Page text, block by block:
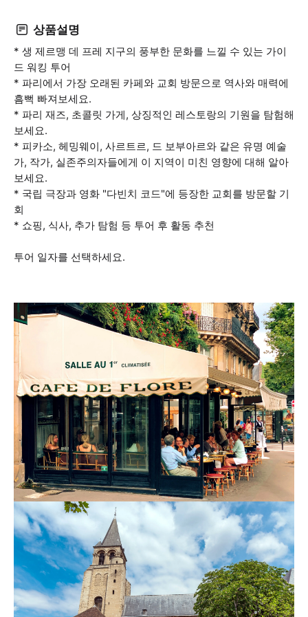
상품설명
* 생 제르맹 데 프레 지구의 풍부한 문화를 느낄 수 있는 가이
드 워킹 투어
* 파리에서 가장 오래된 카페와 교회 방문으로 역사와 매력에
흠뻑 빠져보세요.
* 파리 재즈, 초콜릿 가게, 상징적인 레스토랑의 기원을 탐험해
보세요.
* 피카소, 헤밍웨이, 사르트르, 드 보부아르와 같은 유명 예술
가, 작가, 실존주의자들에게 이 지역이 미친 영향에 대해 알아
보세요.
* 국립 극장과 영화 "다빈치 코드"에 등장한 교회를 방문할 기
회
* 쇼핑, 식사, 추가 탐험 등 투어 후 활동 추천
투어 일자를 선택하세요.